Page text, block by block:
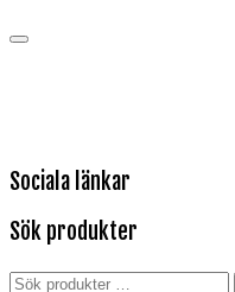
Sociala länkar
Sök produkter
Sök